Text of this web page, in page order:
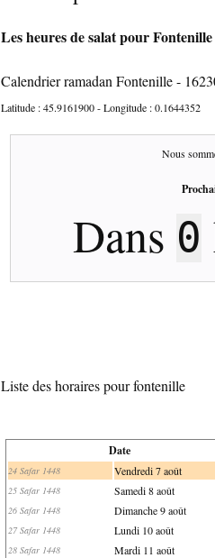
Les heures de salat pour
Calendrier ramadan Fontenille -
Latitude :45.9161900- Longitude :0.1644352
Nous
Dans 0
Liste des horaires pour fontenille
Date
24 Safar 1448 Vendredi 7 août
25 Safar 1448 Samedi 8 août
26 Safar 1448 Dimanche 9 août
27 Safar 1448 Lundi 10 août
28 Safar 1448 Mardi 11 août